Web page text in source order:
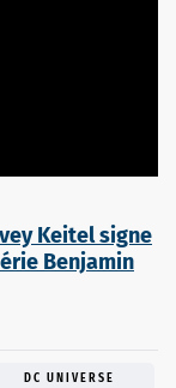
Keitel signe
Benjamin
DC UNIVERSE